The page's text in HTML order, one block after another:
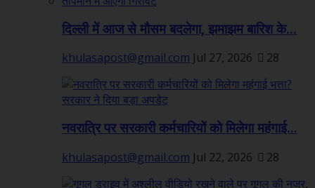
दिल्ली में आज से मौसम बदलेगा, झमाझम बारिश के...
khulasapost@gmail.com Jul 27, 2026 28
नवरात्रि पर सरकारी कर्मचारियों को मिलेगा महंगाई...
khulasapost@gmail.com Jul 22, 2026 28